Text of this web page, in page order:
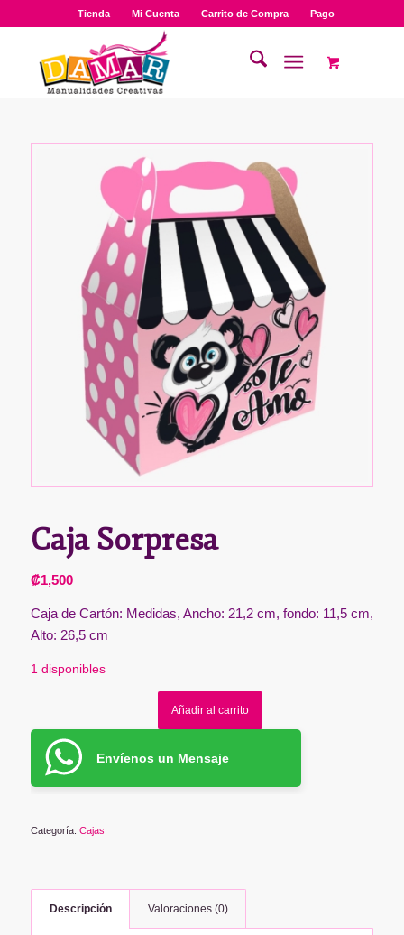
Tienda Mi Cuenta Carrito de Compra Pago
Caja Sorpresa
₡1,500
Caja de Cartón: Medidas, Ancho: 21,2 cm, fondo: 11,5 cm,
Alto: 26,5 cm
1 disponibles
Añadir al carrito
Envíenos un Mensaje
Categoría: Cajas
Descripción Valoraciones (0)